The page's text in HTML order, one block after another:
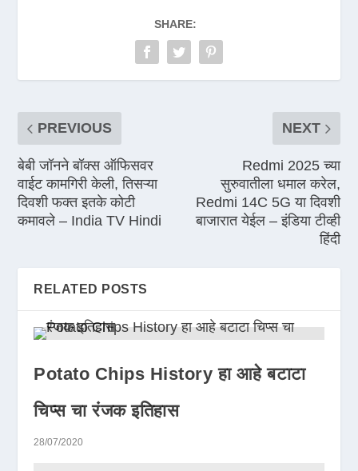
SHARE:
PREVIOUS
बेबी जॉनने बॉक्स ऑफिसवर
वाईट कामगिरी केली, तिसऱ्या
दिवशी फक्त इतके कोटी
कमावले – India TV Hindi
NEXT
Redmi 2025 च्या
सुरुवातीला धमाल करेल,
Redmi 14C 5G या दिवशी
बाजारात येईल – इंडिया टीव्ही
हिंदी
RELATED POSTS
Potato Chips History हा आहे बटाटा
चिप्स चा रंजक इतिहास
28/07/2020